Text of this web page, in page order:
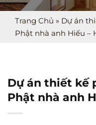
Trang Chủ » Dự án
Phật nhà anh Hiếu –
Dự án thiết kế
Phật nhà anh